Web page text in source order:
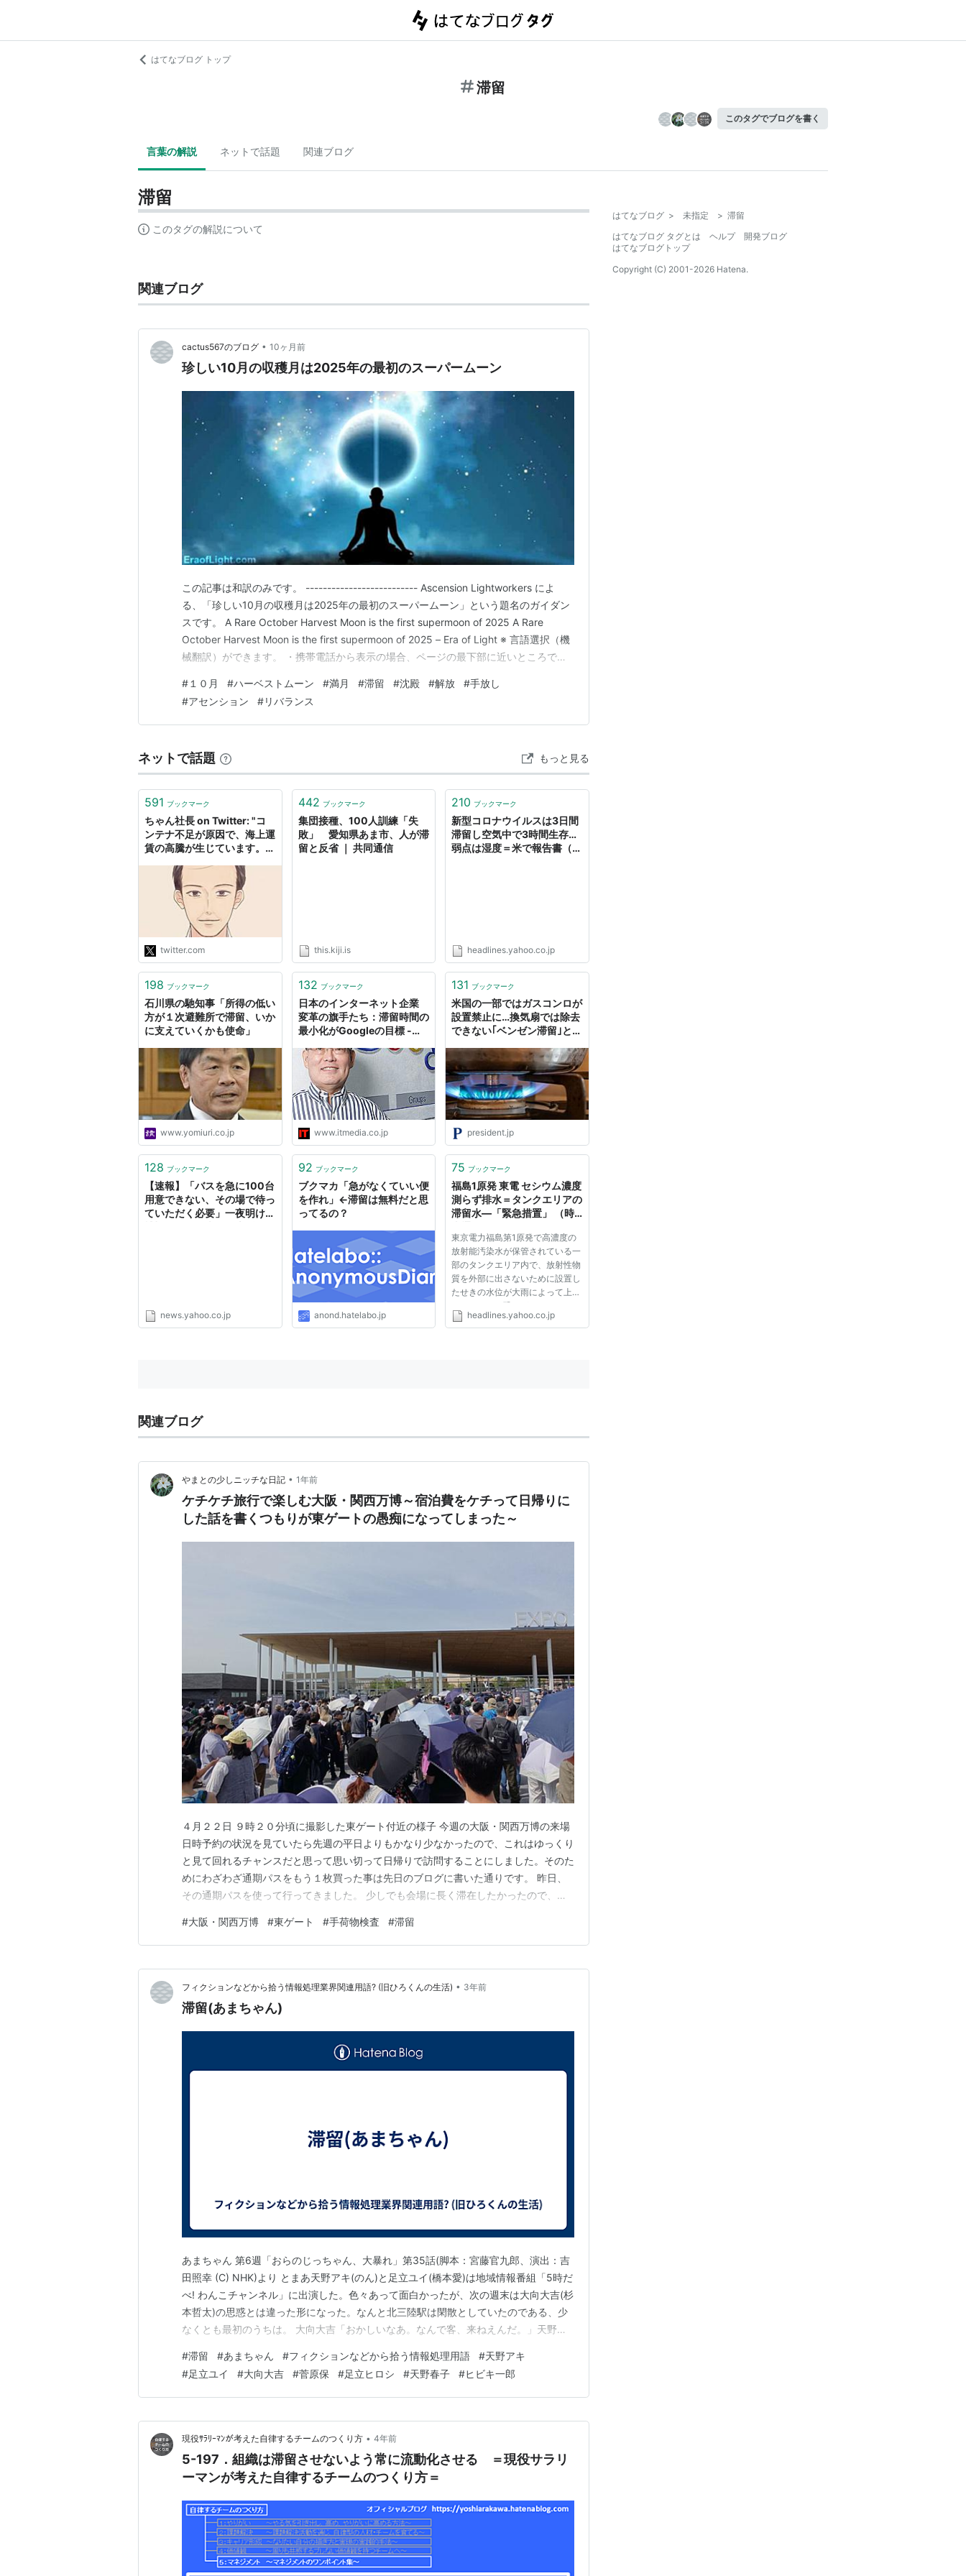
はてなブログ トップ
滞留
このタグでブログを書く
言葉の解説 ネットで話題 関連ブログ
滞留
このタグの解説について
関連ブログ
cactus567のブログ • 10ヶ月前
珍しい10月の収穫月は2025年の最初のスーパームーン
この記事は和訳のみです。 -------------------------- Ascension Lightworkers によ
る、「珍しい10月の収穫月は2025年の最初のスーパームーン」という題名のガイダン
スです。 A Rare October Harvest Moon is the first supermoon of 2025 A Rare
October Harvest Moon is the first supermoon of 2025 – Era of Light ※ 言語選択（機
械翻訳）ができます。 ・携帯電話から表示の場合、ページの最下部に近いところで言
# １０月 #ハーベストムーン #満月 #滞留 #沈殿 #解放 #手放し
#アセンション #リバランス
ネットで話題 もっと見る
591 ブックマーク
ちゃん社長 on Twitter: "コ
ンテナ不足が原因で、海上運
賃の高騰が生じています。で
でしょうか？今日は可能な限
り分かり易く説明したいと思
います。長文をご容赦下さ
い。よく「コンテナが中国や
北米に滞留しているので足り
ない」という意見を見ま…
https://t.co/tKlNtymi26"
twitter.com
442 ブックマーク
集団接種、100人訓練「失
敗」 愛知県あま市、人が滞
留と反省 ｜ 共同通信
this.kiji.is
210 ブックマーク
新型コロナウイルスは3日間
滞留し空気中で3時間生存…
弱点は湿度＝米で報告書（日
headlines.yahoo.co.jp
198 ブックマーク
石川県の馳知事「所得の低い
方が１次避難所で滞留、いか
に支えていくかも使命」
www.yomiuri.co.jp
132 ブックマーク
日本のインターネット企業
変革の旗手たち：滞留時間の
最小化がGoogleの目標 -
www.itmedia.co.jp
131 ブックマーク
米国の一部ではガスコンロが
設置禁止に…換気扇では除去
できない｢ベンゼン滞留｣とい
パ腫のリスクが増大する
president.jp
128 ブックマーク
【速報】「バスを急に100台
用意できない、その場で待っ
ていただく必要」一夜明け万
news.yahoo.co.jp
92 ブックマーク
ブクマカ「急がなくていい便
を作れ」←滞留は無料だと思
ってるの？
anond.hatelabo.jp
75 ブックマーク
福島1原発 東電 セシウム濃度
測らず排水＝タンクエリアの
滞留水―「緊急措置」 （時
東京電力福島第1原発で高濃度の
放射能汚染水が保管されている一
部のタンクエリア内で、放射性物
質を外部に出さないために設置し
たせきの水位が大雨によって上昇
し、あふれる恐れがあるとして、
東電は16日、排水を行ったと発表
headlines.yahoo.co.jp
関連ブログ
やまとの少しニッチな日記 • 1年前
ケチケチ旅行で楽しむ大阪・関西万博～宿泊費をケチって日帰りに
した話を書くつもりが東ゲートの愚痴になってしまった～
４月２２日 ９時２０分頃に撮影した東ゲート付近の様子 今週の大阪・関西万博の来場
日時予約の状況を見ていたら先週の平日よりもかなり少なかったので、これはゆっくり
と見て回れるチャンスだと思って思い切って日帰りで訪問することにしました。そのた
めにわざわざ通期パスをもう１枚買った事は先日のブログに書いた通りです。 昨日、
その通期パスを使って行ってきました。 少しでも会場に長く滞在したかったので、自
払っての参加です。ところが『先週よりも来場者が多いんじゃないの？』って思えるほ
ど会場が混雑していて、宿泊費をケチってもそれほどメリ…
#大阪・関西万博 #東ゲート #手荷物検査 #滞留
フィクションなどから拾う情報処理業界関連用語? (旧ひろくんの生活) • 3年前
滞留(あまちゃん)
あまちゃん 第6週「おらのじっちゃん、大暴れ」第35話(脚本：宮藤官九郎、演出：吉
田照幸 (C) NHK)より とまあ天野アキ(のん)と足立ユイ(橋本愛)は地域情報番組「5時だ
べ! わんこチャンネル」に出演した。色々あって面白かったが、次の週末は大向大吉(杉
本哲太)の思惑とは違った形になった。なんと北三陸駅は閑散としていたのである、少
なくとも最初のうちは。 大向大吉「おかしいなあ。なんで客、来ねえんだ。」天野春
たヒビキ一郎(村杉蝉之介)が相変わらず偉そうに指摘した。 ヒビキ一郎「どうやら逆効
果だったようですね。」…
#滞留 #あまちゃん #フィクションなどから拾う情報処理用語 #天野アキ
#足立ユイ #大向大吉 #菅原保 #足立ヒロシ #天野春子 #ヒビキ一郎
現役ｻﾗﾘｰﾏﾝが考えた自律するチームのつくり方 • 4年前
5-197．組織は滞留させないよう常に流動化させる ＝現役サラリ
ーマンが考えた自律するチームのつくり方＝
はてなブログ > 未指定 > 滞留
はてなブログ タグとは
ヘルプ
開発ブログ
はてなブログトップ
Copyright (C) 2001-2026 Hatena.